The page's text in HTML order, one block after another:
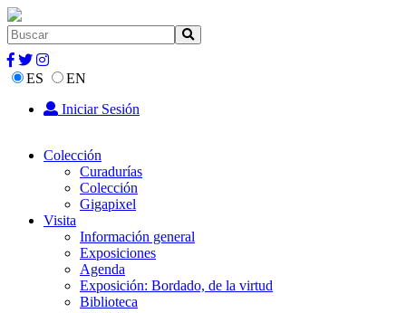
ES
EN
Iniciar Sesión
Colección
Curadurías
Colección
Gigapixel
Visita
Información general
Exposiciones
Agenda
Exposición: Bordado, de la virtud
Biblioteca